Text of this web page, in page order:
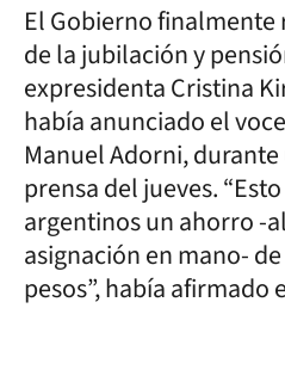
El Gobierno
de la jubilación y
expresidenta Cristina
había anunciado el
Manuel Adorni,
prensa del jueves.
argentinos un ahorro -
asignación en mano-
pesos”, había afirmado